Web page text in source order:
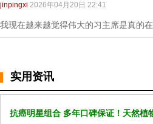
jinpingxi 2026年04月20日 22:41
我现在越来越觉得伟大的习主席是真的
实用资讯
抗癌明星组合 多年口碑保证！天然植